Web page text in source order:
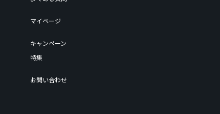
マイページ
キャンペーン
特集
お問い合わせ